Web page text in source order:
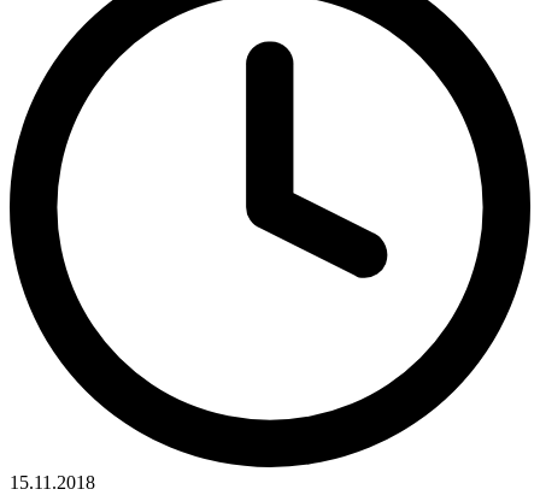
15.11.2018